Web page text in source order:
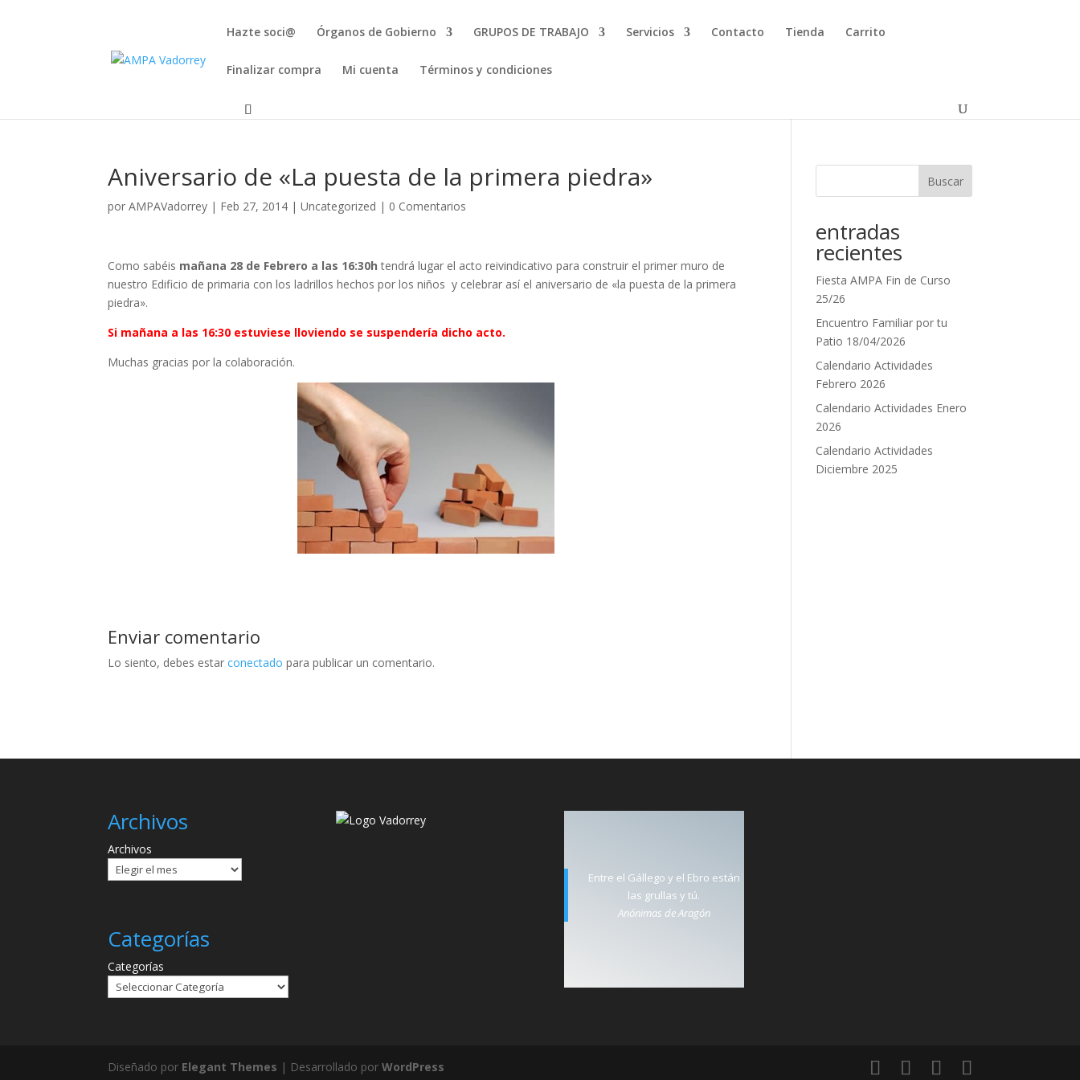
Hazte soci@ Órganos de Gobierno GRUPOS DE TRABAJO Servicios Contacto Tienda Carrito
Finalizar compra Mi cuenta Términos y condiciones
Aniversario de «La puesta de la primera piedra»
porAMPAVadorrey | Feb 27, 2014 |Uncategorized | 0 Comentarios
Como sabéis mañana 28 de Febrero a las 16:30h tendrá lugar el acto reivindicativo para construir el primer muro de
nuestro Edificio de primaria con los ladrillos hechos por los niños y celebrar así el aniversario de «la puesta de la primera
piedra».
Si mañana a las 16:30 estuviese lloviendo se suspendería dicho acto.
Muchas gracias por la colaboración.
Enviar comentario
Lo siento, debes estarconectado para publicar un comentario.
Buscar
entradas
recientes
Fiesta AMPA Fin de Curso
25/26
Encuentro Familiar por tu
Patio 18/04/2026
Calendario Actividades
Febrero 2026
Calendario Actividades Enero
2026
Calendario Actividades
Diciembre 2025
Archivos
Archivos
Categorías
Categorías
Entre el Gállego y el Ebro están
las grullas y tú.
Anónimas de Aragón
Diseñado por Elegant Themes | Desarrollado porWordPress